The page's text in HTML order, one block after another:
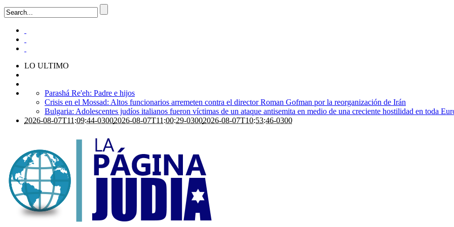
LO ULTIMO
Parashá Re'eh: Padre e hijos
Crisis en el Mossad: Altos funcionarios arremeten contra el director Roman Gofman por la reorganización de Irán
Bulgaria: Adolescentes judíos italianos fueron víctimas de un ataque antisemita en medio de una creciente hostilidad en toda
2026-08-07T11:09:44-03002026-08-07T11:00:29-03002026-08-07T10:53:46-0300